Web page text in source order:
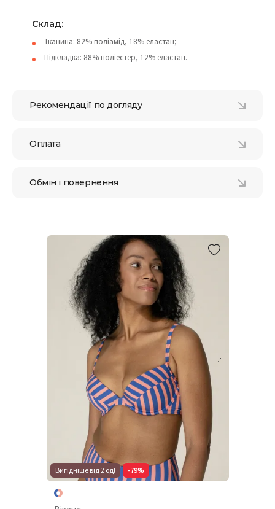
Склад:
Тканина: 82% поліамід, 18% еластан;
Підкладка: 88% поліестер, 12% еластан.
Рекомендації по догляду
Оплата
Обмін і повернення
Вигідніше від 2 од! -79%